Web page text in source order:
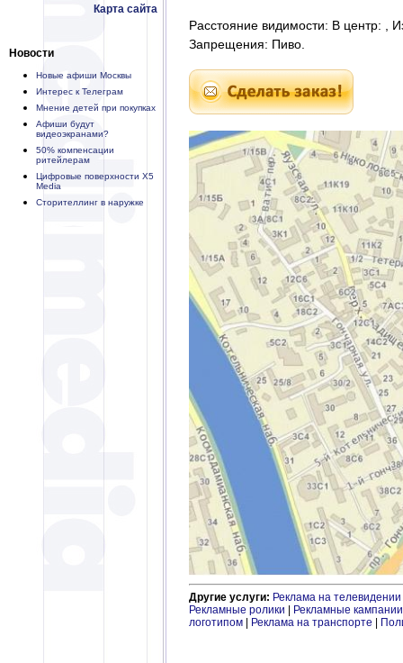
Карта сайта
Новости
Новые афиши Москвы
Интерес к Телеграм
Мнение детей при покупках
Афиши будут
видеоэкранами?
50% компенсации
ритейлерам
Цифровые поверхности X5
Media
Сторителлинг в наружке
Расстояние видимости: В центр: ,
Запрещения: Пиво.
Другие услуги: Реклама на телевидении
Рекламные ролики | Рекламные кампании
логотипом | Реклама на транспорте |